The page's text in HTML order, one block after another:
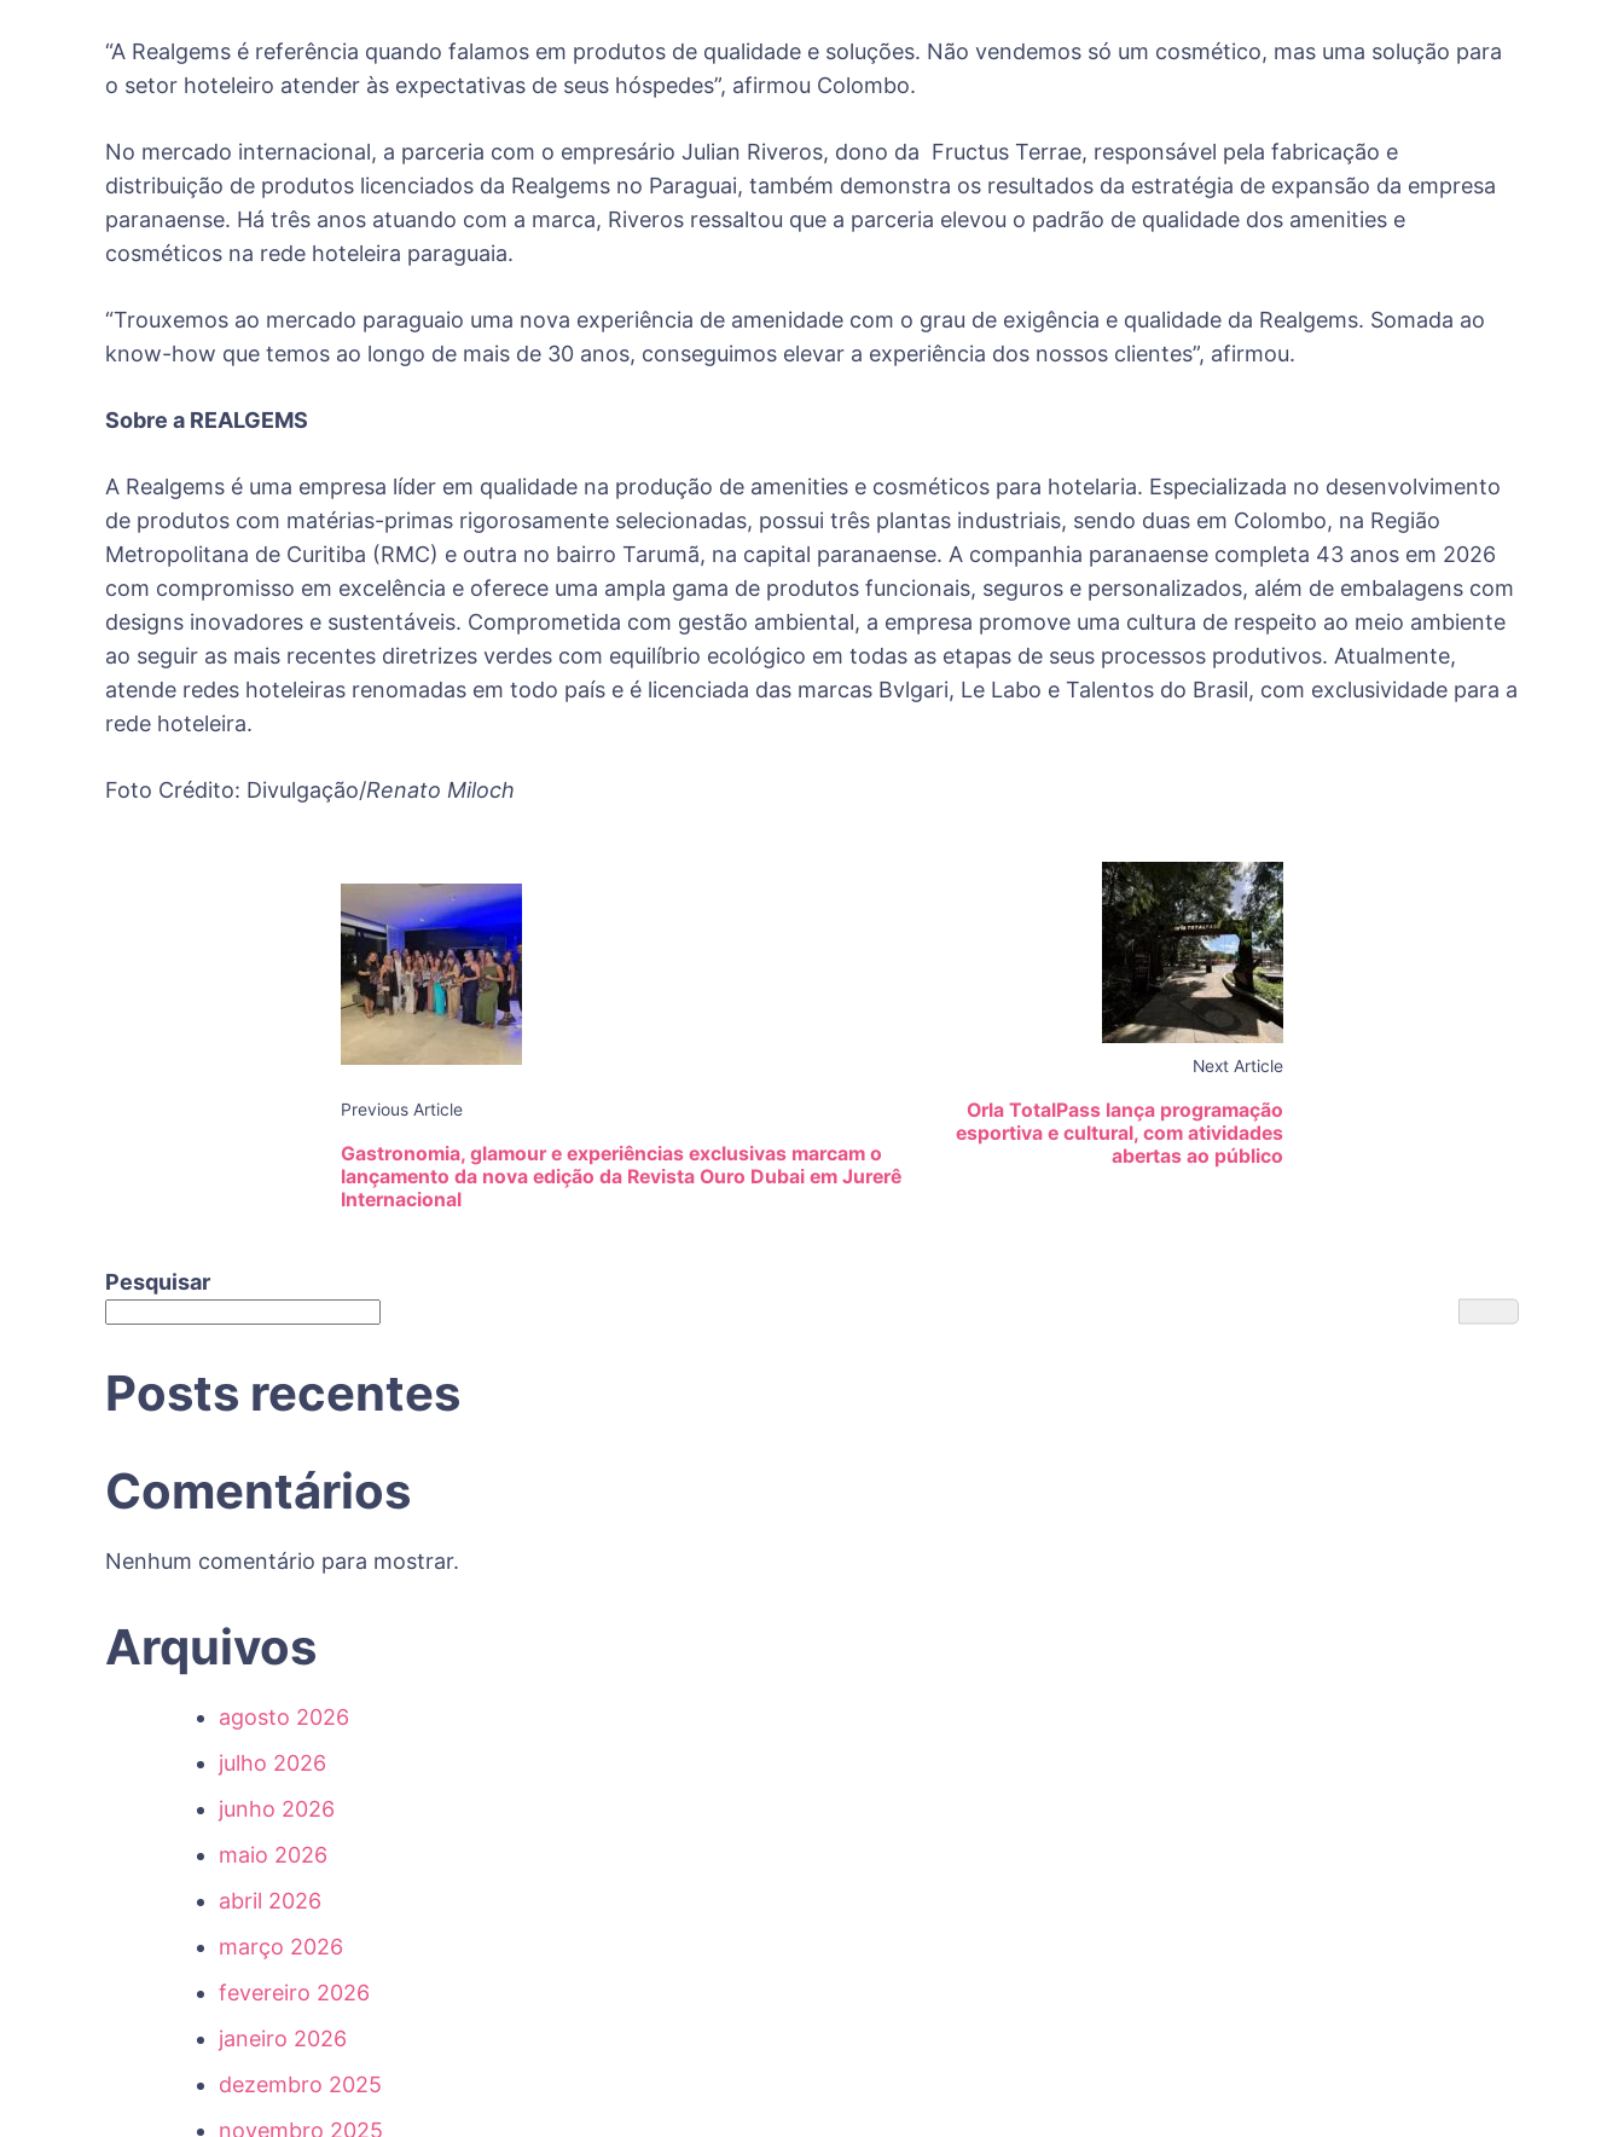
“A Realgems é referência quando falamos em produtos de qualidade e soluções. Não vendemos só um cosmético, mas uma solução para
o setor hoteleiro atender às expectativas de seus hóspedes”, afirmou Colombo.
No mercado internacional, a parceria com o empresário Julian Riveros, dono da Fructus Terrae, responsável pela fabricação e
distribuição de produtos licenciados da Realgems no Paraguai, também demonstra os resultados da estratégia de expansão da empresa
paranaense. Há três anos atuando com a marca, Riveros ressaltou que a parceria elevou o padrão de qualidade dos amenities e
cosméticos na rede hoteleira paraguaia.
“Trouxemos ao mercado paraguaio uma nova experiência de amenidade com o grau de exigência e qualidade da Realgems. Somada ao
know-how que temos ao longo de mais de 30 anos, conseguimos elevar a experiência dos nossos clientes”, afirmou.
Sobre a REALGEMS
A Realgems é uma empresa líder em qualidade na produção de amenities e cosméticos para hotelaria. Especializada no desenvolvimento
de produtos com matérias-primas rigorosamente selecionadas, possui três plantas industriais, sendo duas em Colombo, na Região
Metropolitana de Curitiba (RMC) e outra no bairro Tarumã, na capital paranaense. A companhia paranaense completa 43 anos em 2026
com compromisso em excelência e oferece uma ampla gama de produtos funcionais, seguros e personalizados, além de embalagens com
designs inovadores e sustentáveis. Comprometida com gestão ambiental, a empresa promove uma cultura de respeito ao meio ambiente
ao seguir as mais recentes diretrizes verdes com equilíbrio ecológico em todas as etapas de seus processos produtivos. Atualmente,
atende redes hoteleiras renomadas em todo país e é licenciada das marcas Bvlgari, Le Labo e Talentos do Brasil, com exclusividade para a
rede hoteleira.
Foto Crédito: Divulgação/Renato Miloch
Post
Navigation
Previous Article
Gastronomia, glamour e experiências exclusivas marcam o
lançamento da nova edição da Revista Ouro Dubai em Jurerê
Internacional
Next Article
Orla TotalPass lança programação
esportiva e cultural, com atividades
abertas ao público
Pesquisar
Posts recentes
Comentários
Nenhum comentário para mostrar.
Arquivos
agosto 2026
julho 2026
junho 2026
maio 2026
abril 2026
março 2026
fevereiro 2026
janeiro 2026
dezembro 2025
novembro 2025